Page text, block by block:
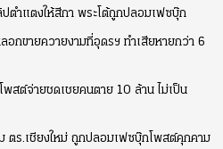
ตำแตงให้สีกา พระโต้ถูกปลอมเฟซบุ๊ก
อกขายควายงามที่อุดรฯ ทำเสียหายกว่า 6
สต์จ่ายชดเชยคนตาย 10 ล้าน ไม่เป็น
ร.เชียงใหม่ ถูกปลอมเฟซบุ๊กโพสต์คุกคาม